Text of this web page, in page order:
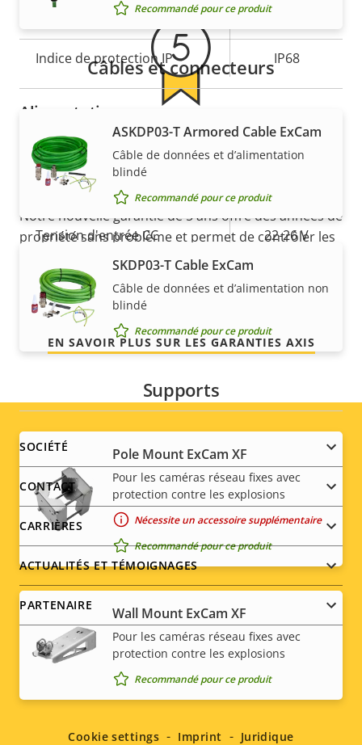
Utilisable en extérieur
Indice de protection IP IP68
Alimentation
Description
de la
Valeur de
propriété
Puissance (max.) 40.0 W
Puissance (moyenne)
Tension d'entrée CC 22-26 V
Tension d'entrée CA
Recommandé pour ce produit
Câbles et connecteurs
ASKDP03-T Armored Cable ExCam
Câble de données et d’alimentation
blindé
Recommandé pour ce produit
SKDP03-T Cable ExCam
Câble de données et d’alimentation non
blindé
Recommandé pour ce produit
Supports
Pole Mount ExCam XF
Pour les caméras réseau fixes avec
protection contre les explosions
Nécessite un accessoire supplémentaire
Recommandé pour ce produit
Wall Mount ExCam XF
Pour les caméras réseau fixes avec
protection contre les explosions
Recommandé pour ce produit
5 ans de garantie pour plus
de tranquillité d'esprit
Notre nouvelle garantie de 5 ans offre des années de
propriété sans problème et permet de contrôler les
coûts. En outre, rien n'est caché dans les petits
caractères, vous obtenez exactement ce que nous
promettons.
EN SAVOIR PLUS SUR LES GARANTIES AXIS
Footer
menu
SOCIÉTÉ
CONTACT
CARRIÈRES
ACTUALITÉS ET TÉMOIGNAGES
PARTENAIRE
Social
menu
Cookie settings Imprint Juridique